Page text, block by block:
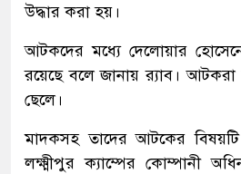
উদ্ধার করা হয়।
আটকদের মধ্যে দেলোয়ার
রয়েছে বলে জানায় র‌্যাব।
ছেলে।
মাদকসহ তাদের আটকের বিষয়টি
লক্ষ্মীপুর ক্যাম্পের কোম্পানী